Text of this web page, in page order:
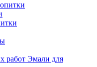
Эмали для